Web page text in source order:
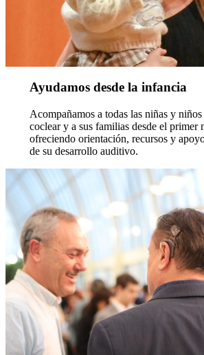
Ayudamos desde la infancia
Acompañamos a todas las niñas y
coclear y a sus familias desde el primer
ofreciendo orientación, recursos y
de su desarrollo auditivo.